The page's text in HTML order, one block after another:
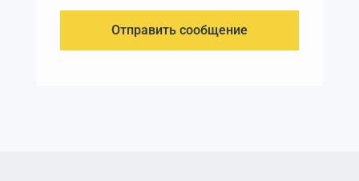
Отправить сообщение